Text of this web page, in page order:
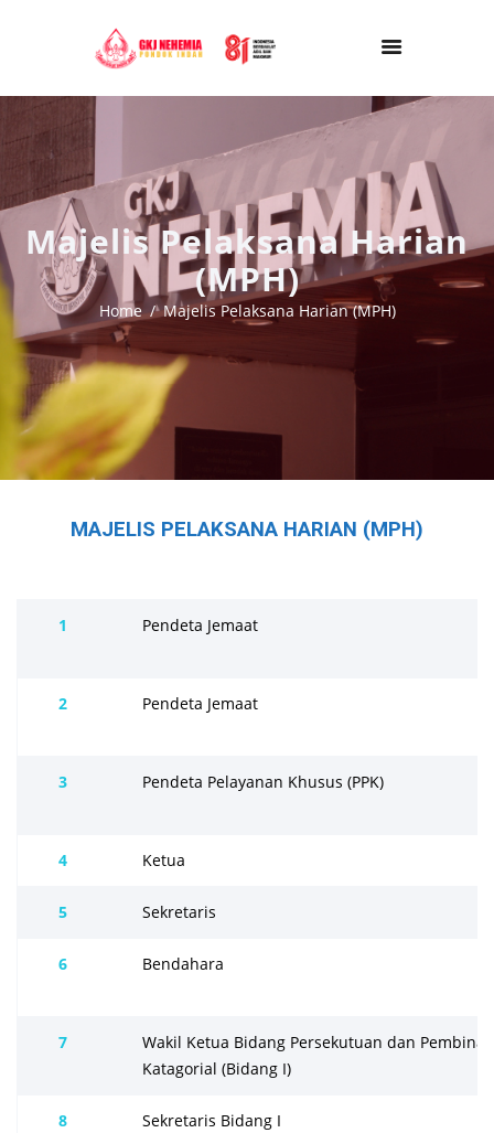
Majelis Pelaksana Harian
(MPH)
Home Majelis Pelaksana Harian (MPH)
MAJELIS PELAKSANA HARIAN (MPH)
1 Pendeta Jemaat
2 Pendeta Jemaat
3 Pendeta Pelayanan Khusus (PPK)
4 Ketua
5 Sekretaris
6 Bendahara
7
Wakil Ketua Bidang Persekutuan dan
Katagorial (Bidang I)
8 Sekretaris Bidang I